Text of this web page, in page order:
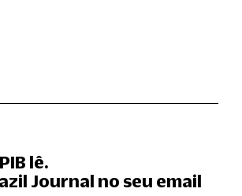
lê.
Journal no seu email